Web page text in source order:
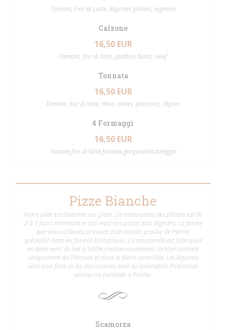
Tomate, Fior di Latte, légumes grillées, oignons
Calzone
16,50 EUR
Tomate, fior di latte, jambon blanc, oeuf
Tonnata
16,50 EUR
Tomate, fior di latte, thon, olives, poivrons, câpres
4 Formaggi
16,50 EUR
Tomate,fior di latte,fontina,gorgonzola,taleggio
Pizze Bianche
Notre pâte est élaborée sur place. La maturation des pâtons est de
2 à 3 jours minimum ce qui rend nos pizzas plus digestes. La farine
que nous utilisons provient d’un moulin proche de Parme
spécialisé dans les farines biologiques. La mozzarella est fabriquée
en Italie avec du lait à 100% (malheureusement rare) provenant
uniquement du Piémont et dont la filière contrôlée. Les légumes
sont tous frais et les charcuteries sont du Salumificio Pedrazzoli
entreprise familiale à Parme.
Scamorza